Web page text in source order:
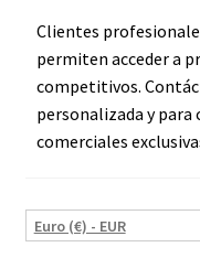
Clientes
permiten acceder a
competitivos.
personalizada y para
comerciales
Euro (€) - EUR